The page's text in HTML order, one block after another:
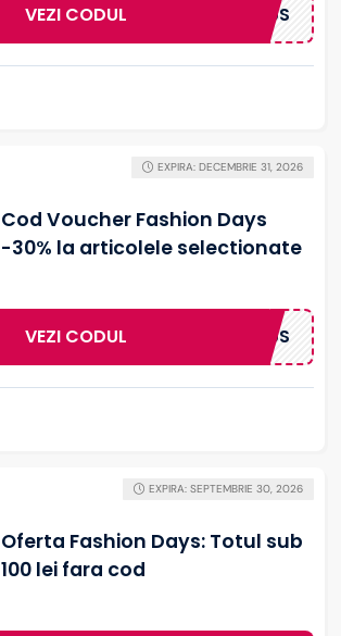
VEZI CODUL GENIUS
Cod Voucher Fashion Days
-30% la articolele selectionate
EXPIRA: DECEMBRIE 31, 2026
VEZI CODUL GENIUS
Oferta Fashion Days: Totul sub
100 lei fara cod
EXPIRA: SEPTEMBRIE 30, 2026